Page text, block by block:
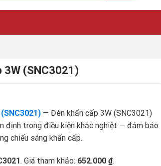
3W (SNC3021)
— Đèn khẩn cấp 3W (SNC3021)
định trong điều kiện khắc nghiệt — đảm bảo
chiếu sáng khẩn cấp.
. Giá tham khảo: 652.000 ₫.